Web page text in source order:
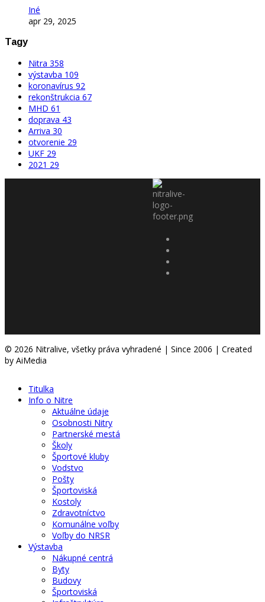
Iné
apr 29, 2025
Tagy
Nitra 358
výstavba 109
koronavírus 92
rekonštrukcia 67
MHD 61
doprava 43
Arriva 30
otvorenie 29
UKF 29
2021 29
© 2026 Nitralive, všetky práva vyhradené | Since 2006 | Created
by AiMedia
Titulka
Info o Nitre
Aktuálne údaje
Osobnosti Nitry
Partnerské mestá
Školy
Športové kluby
Vodstvo
Pošty
Športoviská
Kostoly
Zdravotníctvo
Komunálne voľby
Voľby do NRSR
Výstavba
Nákupné centrá
Byty
Budovy
Športoviská